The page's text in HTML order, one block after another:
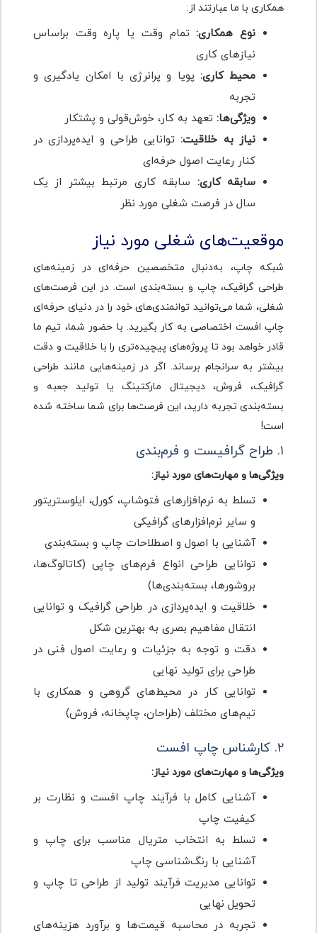
همکاری با ما عبارتند از:
نوع همکاری:تمام‌ وقت یا پاره‌ وقت براساس
نیازهای کاری
محیط کاری: پویا و پرانرژی با امکان یادگیری و
تجربه
ویژگی‌ها: تعهد به کار، خوش‌قولی و پشتکار
نیاز به خلاقیت:توانایی طراحی و ایده‌پردازی در
کنار رعایت اصول حرفه‌ای
سابقه کاری: سابقه کاری مرتبط بیشتر از یک
سال در فرصت شغلی مورد نظر
موقعیت‌های شغلی مورد نیاز
شبکه چاپ، به‌دنبال متخصصین حرفه‌ای در زمینه‌های
طراحی گرافیک، چاپ و بسته‌بندی است. در این فرصت‌های
شغلی، شما می‌توانید توانمندی‌های خود را در دنیای حرفه‌ای
چاپ افست اختصاصی به کار بگیرید. با حضور شما، تیم ما
قادر خواهد بود تا پروژه‌های پیچیده‌تری را با خلاقیت و دقت
بیشتر به سرانجام برساند. اگر در زمینه‌هایی مانند طراحی
گرافیک، فروش، دیجیتال مارکتینگ یا تولید جعبه و
بسته‌بندی تجربه دارید، این فرصت‌ها برای شما ساخته شده
است!
۱. طراح گرافیست و فرم‌بندی
ویژگی‌ها و مهارت‌های مورد نیاز:
تسلط به نرم‌افزارهای فتوشاپ، کورل، ایلوستریتور
و سایر نرم‌افزارهای گرافیکی
آشنایی با اصول و اصطلاحات چاپ و بسته‌بندی
توانایی طراحی انواع فرم‌های چاپی (کاتالوگ‌ها،
بروشورها، بسته‌بندی‌ها)
خلاقیت و ایده‌پردازی در طراحی گرافیک و توانایی
انتقال مفاهیم بصری به بهترین شکل
دقت و توجه به جزئیات و رعایت اصول فنی در
طراحی برای تولید نهایی
توانایی کار در محیط‌های گروهی و همکاری با
تیم‌های مختلف (طراحان، چاپخانه، فروش)
۲. کارشناس چاپ افست
ویژگی‌ها و مهارت‌های مورد نیاز:
آشنایی کامل با فرآیند چاپ افست و نظارت بر
کیفیت چاپ
تسلط به انتخاب متریال مناسب برای چاپ و
آشنایی با رنگ‌شناسی چاپ
توانایی مدیریت فرآیند تولید از طراحی تا چاپ و
تحویل نهایی
تجربه در محاسبه قیمت‌ها و برآورد هزینه‌های